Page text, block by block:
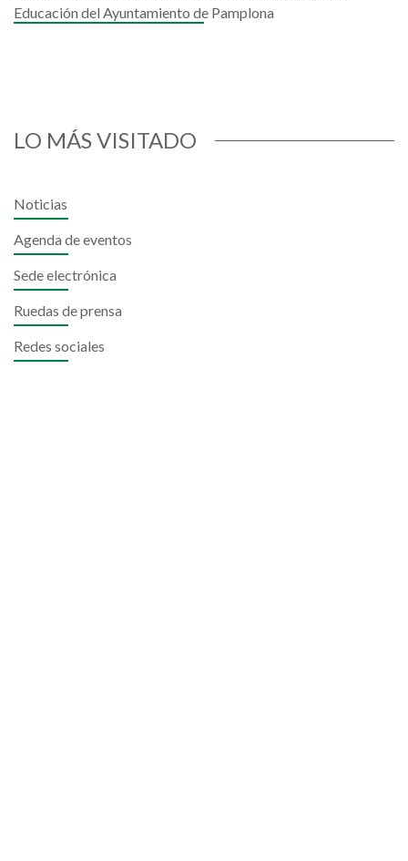
Educación del Ayuntamiento de Pamplona
LO MÁS VISITADO
Noticias
Agenda de eventos
Sede electrónica
Ruedas de prensa
Redes sociales